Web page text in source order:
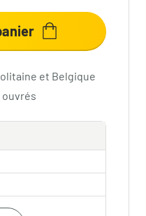
et Belgique
ouvrés